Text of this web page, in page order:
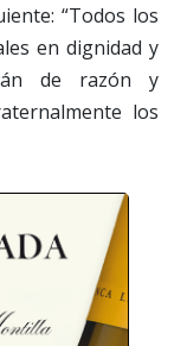
“Todos los
en dignidad y
de razón y
los